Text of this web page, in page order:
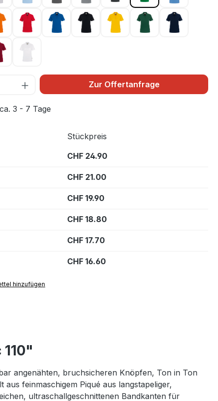
orange 027rot 002 royalblau 010schwarz 005sonne 035tanne 072tinte 034
weinrot 017weiß 001
Zur Offertanfrage
3 - 7 Tage
Stückpreis
CHF 24.90
CHF 21.00
CHF 19.90
CHF 18.80
CHF 17.70
CHF 16.60
hinzufügen
angenähten, bruchsicheren Knöpfen, Ton in Ton
feinmaschigem Piqué aus langstapeliger,
ultraschallgeschnittenen Bandkanten für